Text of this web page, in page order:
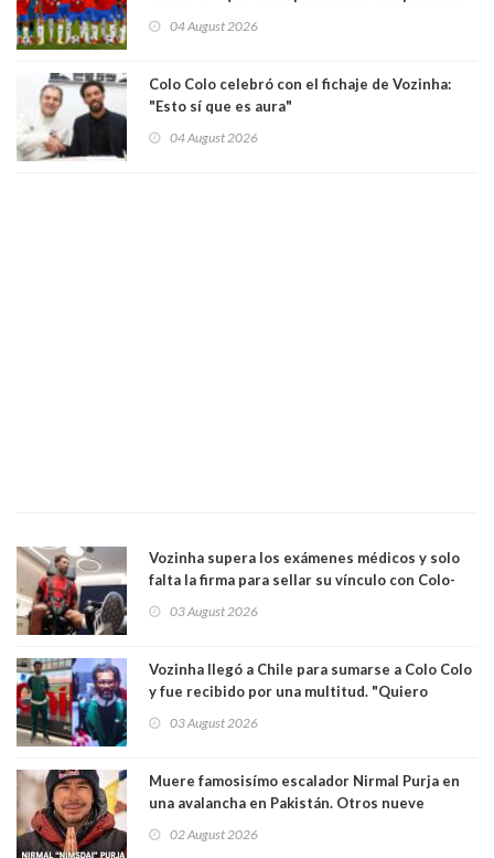
04 August 2026
Colo Colo celebró con el fichaje de Vozinha:
"Esto sí que es aura"
04 August 2026
Vozinha supera los exámenes médicos y solo
falta la firma para sellar su vínculo con Colo-
03 August 2026
Vozinha llegó a Chile para sumarse a Colo Colo
y fue recibido por una multitud. "Quiero
hinchas"
03 August 2026
Muere famosisímo escalador Nirmal Purja en
una avalancha en Pakistán. Otros nueve
02 August 2026